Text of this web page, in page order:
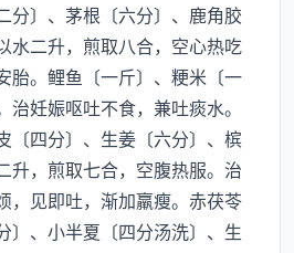
分〕、茅根〔六分〕、鹿角胶
水二升，煎取八合，空心热吃
胎。鲤鱼〔一斤〕、粳米〔一
妊娠呕吐不食，兼吐痰水。
〔四分〕、生姜〔六分〕、槟
升，煎取七合，空腹热服。治
，见即吐，渐加羸瘦。赤茯苓
〕、小半夏〔四分汤洗〕、生